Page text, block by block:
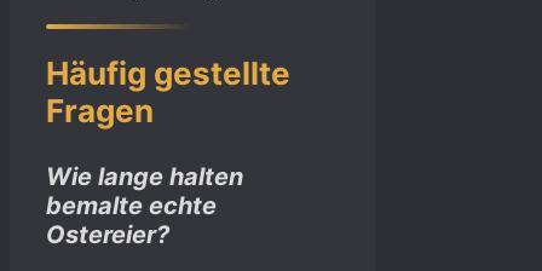
Häufig gestellte
Fragen
Wie lange halten
bemalte echte
Ostereier?